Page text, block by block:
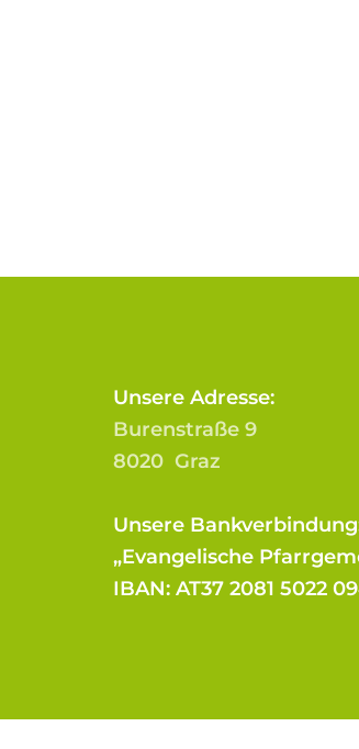
Unsere Adresse:
Burenstraße 9
8020 Graz
Unsere
„Evangelische
IBAN: AT37 2081 5022